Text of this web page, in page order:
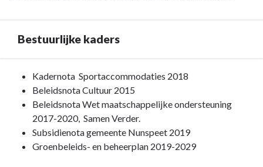
Bestuurlijke kaders
Terug
navigatie
Programma
Kadernota Sportaccommodaties 2018
Beleidsnota Cultuur 2015
Beleidsnota Wet maatschappelijke ondersteuning
2017-2020, Samen Verder.
Subsidienota gemeente Nunspeet 2019
Groenbeleids- en beheerplan 2019-2029